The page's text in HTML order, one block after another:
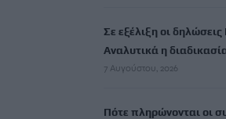
Σε εξέλιξη οι
Αναλυτικά η
7 Αυγούστου, 2026
Πότε πληρώνονται οι